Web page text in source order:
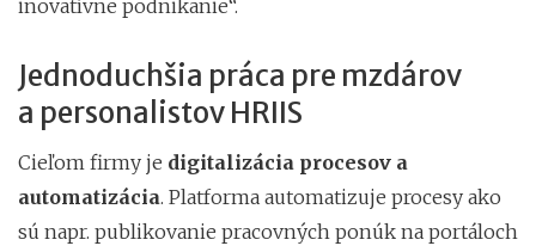
inovatívne podnikanie“.
Jednoduchšia práca pre mzdárov
a personalistov HRIIS
Cieľom firmy je digitalizácia procesov a
automatizácia. Platforma automatizuje procesy ako
sú napr. publikovanie pracovných ponúk na portáloch